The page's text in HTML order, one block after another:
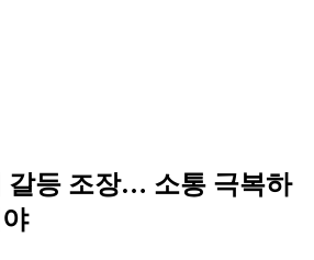
갈등 조장… 소통 극복하